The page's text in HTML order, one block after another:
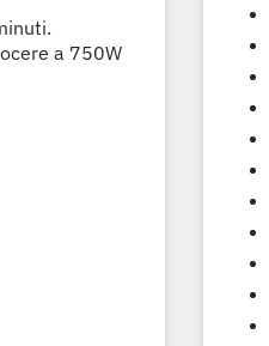
a 750W